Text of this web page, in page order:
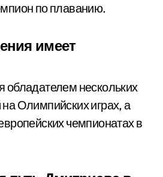
по плаванию.
имеет
обладателем нескольких
Олимпийских играх, а
чемпионатах в